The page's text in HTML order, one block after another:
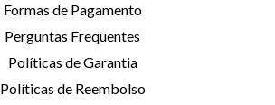
Formas de Pagamento
Perguntas Frequentes
Políticas de Garantia
Políticas de Reembolso